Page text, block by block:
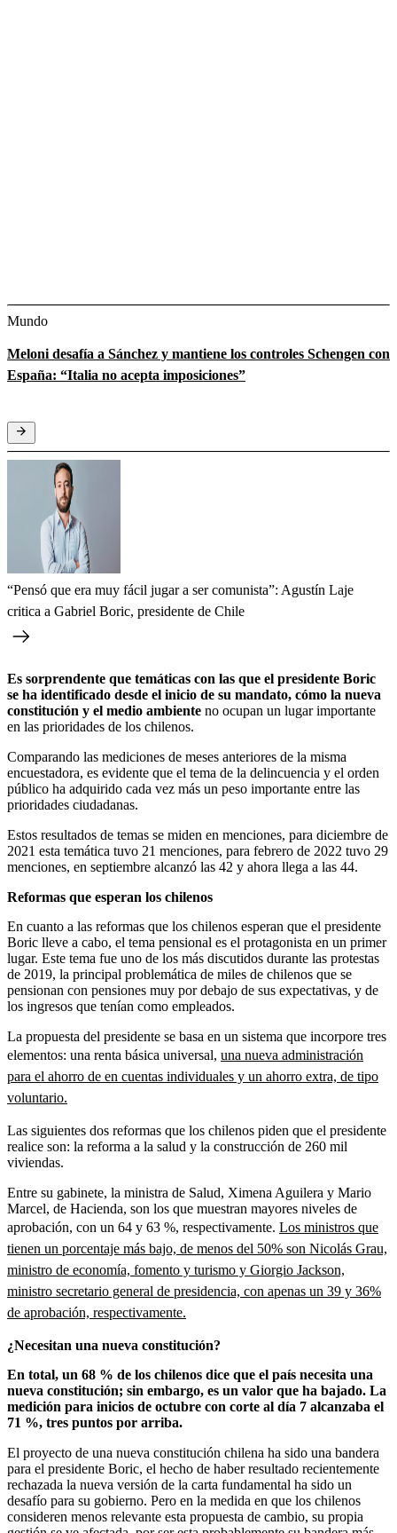
Mundo
Meloni desafía a Sánchez y mantiene los controles Schengen con
España: “Italia no acepta imposiciones”
“Pensó que era muy fácil jugar a ser comunista”: Agustín Laje
critica a Gabriel Boric, presidente de Chile
Es sorprendente que temáticas con las que el presidente Boric
se ha identificado desde el inicio de su mandato, cómo la nueva
constitución y el medio ambiente no ocupan un lugar importante
en las prioridades de los chilenos.
Comparando las mediciones de meses anteriores de la misma
encuestadora, es evidente que el tema de la delincuencia y el orden
público ha adquirido cada vez más un peso importante entre las
prioridades ciudadanas.
Estos resultados de temas se miden en menciones, para diciembre de
2021 esta temática tuvo 21 menciones, para febrero de 2022 tuvo 29
menciones, en septiembre alcanzó las 42 y ahora llega a las 44.
Reformas que esperan los chilenos
En cuanto a las reformas que los chilenos esperan que el presidente
Boric lleve a cabo, el tema pensional es el protagonista en un primer
lugar. Este tema fue uno de los más discutidos durante las protestas
de 2019, la principal problemática de miles de chilenos que se
pensionan con pensiones muy por debajo de sus expectativas, y de
los ingresos que tenían como empleados.
La propuesta del presidente se basa en un sistema que incorpore tres
elementos: una renta básica universal, una nueva administración
para el ahorro de en cuentas individuales y un ahorro extra, de tipo
voluntario.
Las siguientes dos reformas que los chilenos piden que el presidente
realice son: la reforma a la salud y la construcción de 260 mil
viviendas.
Entre su gabinete, la ministra de Salud, Ximena Aguilera y Mario
Marcel, de Hacienda, son los que muestran mayores niveles de
aprobación, con un 64 y 63 %, respectivamente. Los ministros que
tienen un porcentaje más bajo, de menos del 50% son Nicolás Grau,
ministro de economía, fomento y turismo y Giorgio Jackson,
ministro secretario general de presidencia, con apenas un 39 y 36%
de aprobación, respectivamente.
¿Necesitan una nueva constitución?
En total, un 68 % de los chilenos dice que el país necesita una
nueva constitución; sin embargo, es un valor que ha bajado. La
medición para inicios de octubre con corte al día 7 alcanzaba el
71 %, tres puntos por arriba.
El proyecto de una nueva constitución chilena ha sido una bandera
para el presidente Boric, el hecho de haber resultado recientemente
rechazada la nueva versión de la carta fundamental ha sido un
desafío para su gobierno. Pero en la medida en que los chilenos
consideren menos relevante esta propuesta de cambio, su propia